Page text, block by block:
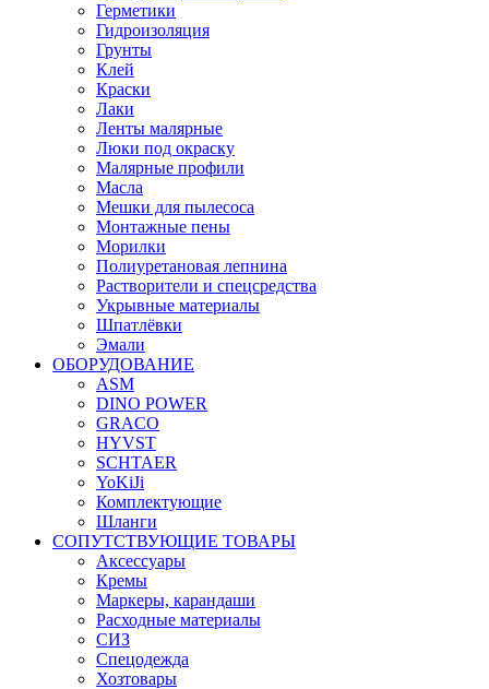
Герметики
Гидроизоляция
Грунты
Клей
Краски
Лаки
Ленты малярные
Люки под окраску
Малярные профили
Масла
Мешки для пылесоса
Монтажные пены
Морилки
Полиуретановая лепнина
Растворители и спецсредства
Укрывные материалы
Шпатлёвки
Эмали
ОБОРУДОВАНИЕ
ASM
DINO POWER
GRACO
HYVST
SCHTAER
YoKiJi
Комплектующие
Шланги
СОПУТСТВУЮЩИЕ ТОВАРЫ
Аксессуары
Кремы
Маркеры, карандаши
Расходные материалы
СИЗ
Спецодежда
Хозтовары